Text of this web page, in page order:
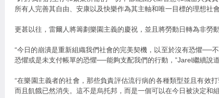
所有人完善其自由、安康以及快樂作為其主軸和唯一目標的理想社
更甚以往，雷爾人將籌劃樂園主義的慶祝，並且將勞動日轉為非勞
“今日的崩潰是重新組織我們社會的完美契機，以至於沒有恐懼──
恐懼或是未支付帳單的恐懼──能夠支配我們的行動，”Jarel繼續說
“在樂園主義者的社會，那些負責評估流行病的各種類型並且有效
而且飢餓已然消失。這不是烏托邦，而是一個可以在今日被決定和